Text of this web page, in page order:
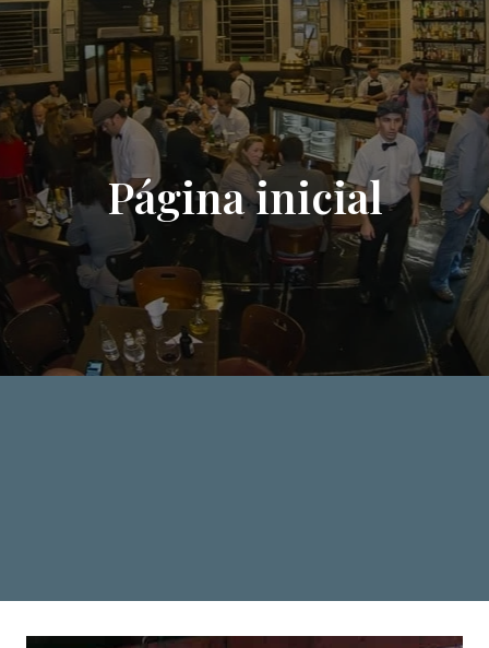
Página inicial